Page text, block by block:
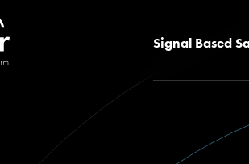
Signal Based